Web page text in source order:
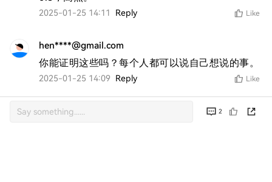
2025-01-25 14:11 Reply Like
hen****@gmail.com
你能证明这些吗？每个人都可以说自己想说的事。
2025-01-25 14:09 Reply Like
2